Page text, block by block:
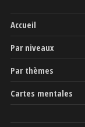
Accueil
Par niveaux
Par thèmes
Cartes mentales